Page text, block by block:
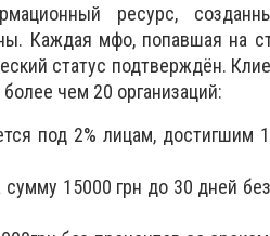
ресурс,
Каждая мфо, попавшая на
статус подтверждён.
чем 20 организаций:
под 2% лицам, достигшим
15000 грн до 30 дней